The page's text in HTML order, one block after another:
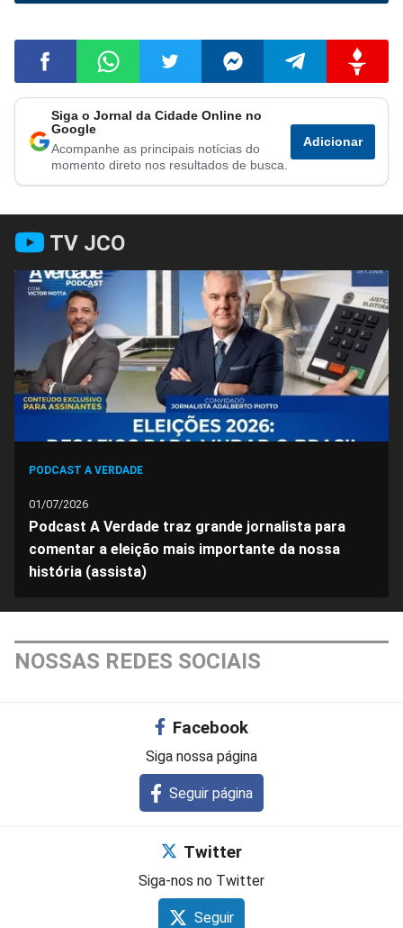
Compartilhar
no
Facebook
Compartilhar
no
Whatsapp
Compartilhar
no
Twitter
Compartilhar
no
Messenger
Compartilhar
no
Telegram
no
Gettr
Siga o Jornal da Cidade Online no
Google
Acompanhe as principais notícias do
momento direto nos resultados de busca.
Adicionar
TV JCO
PODCAST A VERDADE
01/07/2026
Podcast A Verdade traz grande jornalista para
comentar a eleição mais importante da nossa
história (assista)
NOSSAS REDES SOCIAIS
Facebook
Siga nossa página
Seguir página
Twitter
Siga-nos no Twitter
Seguir